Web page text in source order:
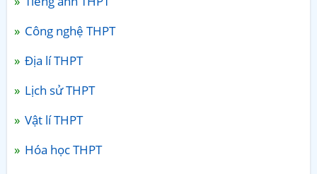
Công nghệ THPT
Địa lí THPT
Lịch sử THPT
Vật lí THPT
Hóa học THPT